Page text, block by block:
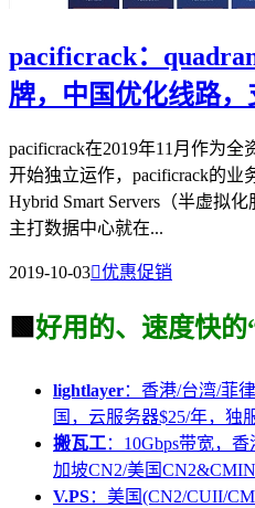
pacificrack：
牌，中国优化线路，
pacificrack在2019年11月作为全
开始独立运作，pacificrack的业
Hybrid Smart Servers（半虚拟
主打数据中心就在...
2019-10-03优惠促销
🟩 好用的、速度快的
lightlayer：香港/台湾/菲
国，云服务器$25/年，独
搬瓦工：10Gbps带宽，
加坡CN2/美国
V.PS：美国(CN2/CUII/